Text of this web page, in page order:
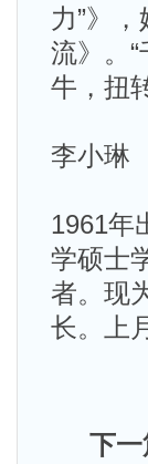
力”》
流》。
牛，扭
李小琳
1961年
学硕士
者。现
长。上
下一